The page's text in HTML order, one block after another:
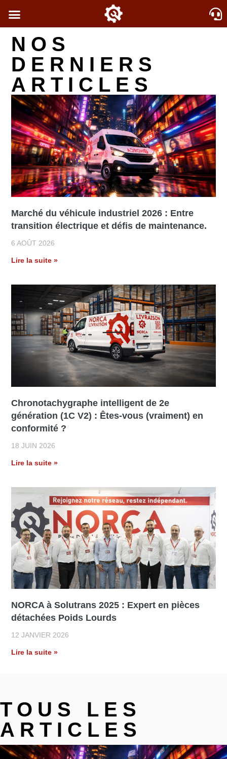
NOS
DERNIERS
ARTICLES
Marché du véhicule industriel 2026 : Entre
transition électrique et défis de maintenance.
6 AOÛT 2026
Lire la suite »
Chronotachygraphe intelligent de 2e
génération (1C V2) : Êtes-vous (vraiment) en
conformité ?​
18 JUIN 2026
Lire la suite »
NORCA à Solutrans 2025 : Expert en pièces
détachées Poids Lourds
12 JANVIER 2026
Lire la suite »
TOUS LES
ARTICLES